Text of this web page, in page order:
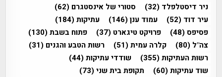
ניר דיסטלפלד (32) סטורי של אינסטגרם (62)
עיר דוד (52) עמוד ענן(146) עתיקות(184)
פסיפס(48) פרויקט טיגארט (37) פתוח בשבת(130)
צה"ל (80) קלרה עמית(51) רשות הטבע והגנים (31)
רשות העתיקות(355) שודדי עתיקות(44)
שוד עתיקות(60) תקופת בית שני(73)